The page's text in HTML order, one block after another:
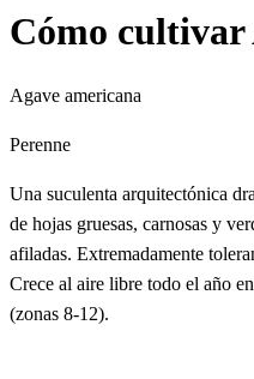
Cómo cultivar
Agave americana
Perenne
Una suculenta arquitectónica
de hojas gruesas, carnosas y
afiladas. Extremadamente
Crece al aire libre todo el año
(zonas 8-12).